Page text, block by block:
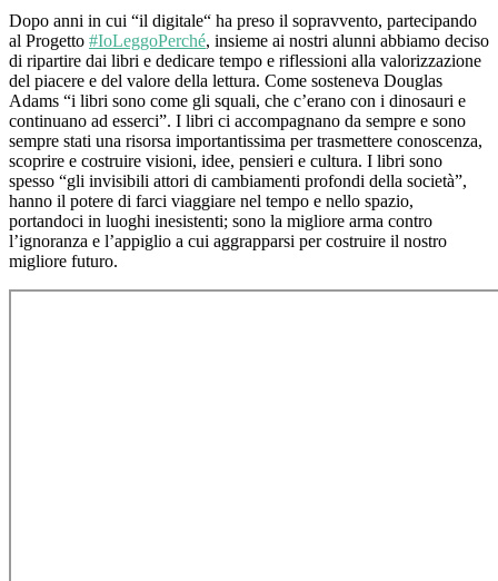
Dopo anni in cui “il digitale“ ha preso il sopravvento, partecipando
al Progetto #IoLeggoPerché, insieme ai nostri alunni abbiamo deciso
di ripartire dai libri e dedicare tempo e riflessioni alla valorizzazione
del piacere e del valore della lettura. Come sosteneva Douglas
Adams “i libri sono come gli squali, che c’erano con i dinosauri e
continuano ad esserci”. I libri ci accompagnano da sempre e sono
sempre stati una risorsa importantissima per trasmettere conoscenza,
scoprire e costruire visioni, idee, pensieri e cultura. I libri sono
spesso “gli invisibili attori di cambiamenti profondi della società”,
hanno il potere di farci viaggiare nel tempo e nello spazio,
portandoci in luoghi inesistenti; sono la migliore arma contro
l’ignoranza e l’appiglio a cui aggrapparsi per costruire il nostro
migliore futuro.